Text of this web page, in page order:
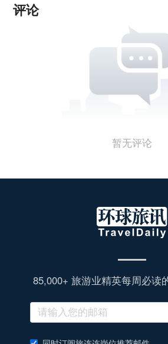
评论
暂无评论
85,000+ 旅游业精英每周必读